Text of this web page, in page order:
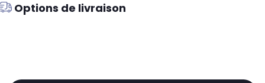
Options de livraison